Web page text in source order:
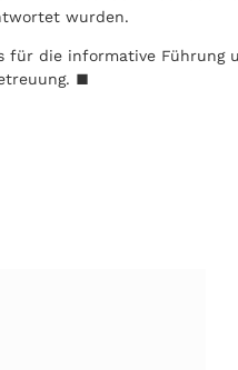
wurden.
für die informative Führung
■